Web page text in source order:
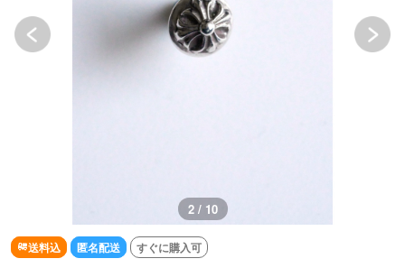
2 / 10
送料込 匿名配送 すぐに購入可